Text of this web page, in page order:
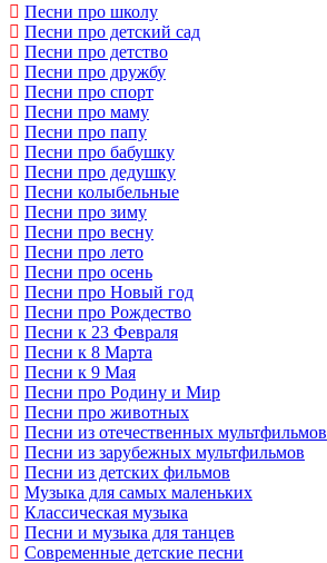
Песни про школу
Песни про детский сад
Песни про детство
Песни про дружбу
Песни про спорт
Песни про маму
Песни про папу
Песни про бабушку
Песни про дедушку
Песни колыбельные
Песни про зиму
Песни про весну
Песни про лето
Песни про осень
Песни про Новый год
Песни про Рождество
Песни к 23 Февраля
Песни к 8 Марта
Песни к 9 Мая
Песни про Родину и Мир
Песни про животных
Песни из отечественных мультфильмов
Песни из зарубежных мультфильмов
Песни из детских фильмов
Музыка для самых маленьких
Классическая музыка
Песни и музыка для танцев
Современные детские песни